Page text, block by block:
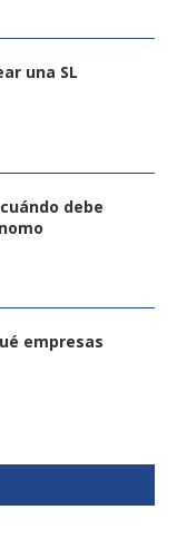
una SL
debe
empresas